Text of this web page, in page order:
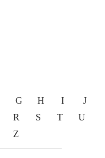
G H I
J
R S T
U
Z